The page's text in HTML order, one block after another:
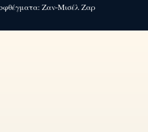
Ζαν-Μισέλ Ζαρ